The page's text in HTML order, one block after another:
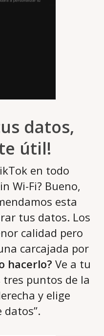
datos,
útil!
en todo
Wi-Fi? Bueno,
esta
tus datos. Los
calidad pero
carcajada por
hacerlo? Ve a tu
tres puntos de la
y elige
datos”.